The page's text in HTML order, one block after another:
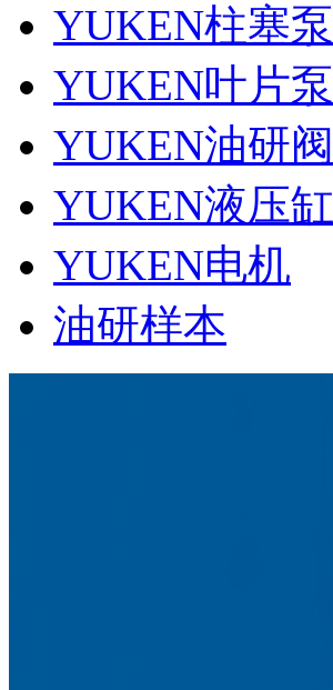
YUKEN柱塞泵
YUKEN叶片泵
YUKEN油研阀
YUKEN液压缸
YUKEN电机
油研样本